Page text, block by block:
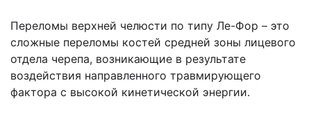
Переломы верхней челюсти по типу Ле-Фор – это
сложные переломы костей средней зоны лицевого
отдела черепа, возникающие в результате
воздействия направленного травмирующего
фактора с высокой кинетической энергии.